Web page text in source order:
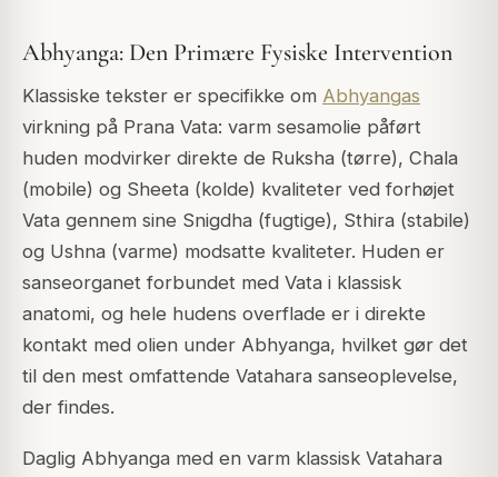
Abhyanga: Den Primære Fysiske Intervention
Klassiske tekster er specifikke om Abhyangas
virkning på Prana Vata: varm sesamolie påført
huden modvirker direkte de Ruksha (tørre), Chala
(mobile) og Sheeta (kolde) kvaliteter ved forhøjet
Vata gennem sine Snigdha (fugtige), Sthira (stabile)
og Ushna (varme) modsatte kvaliteter. Huden er
sanseorganet forbundet med Vata i klassisk
anatomi, og hele hudens overflade er i direkte
kontakt med olien under Abhyanga, hvilket gør det
til den mest omfattende Vatahara sanseoplevelse,
der findes.
Daglig Abhyanga med en varm klassisk Vatahara